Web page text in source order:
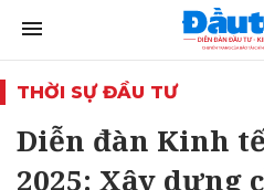
THỜI SỰ ĐẦU TƯ
Diễn đàn Kinh
2025: Xây dựng